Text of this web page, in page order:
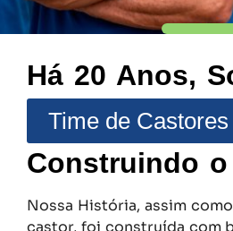
Há 20 Anos,
Time de Castores
Construindo
Nossa História, assim
castor, foi construída com